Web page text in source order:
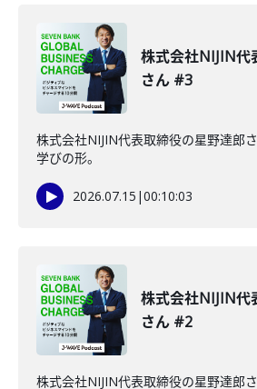
株式会社NIJIN代
さん #3
株式会社NIJIN代表取締役の星野達郎
学びの形。
2026.07.15 |00:10:03
株式会社NIJIN代
さん #2
株式会社NIJIN代表取締役の星野達郎